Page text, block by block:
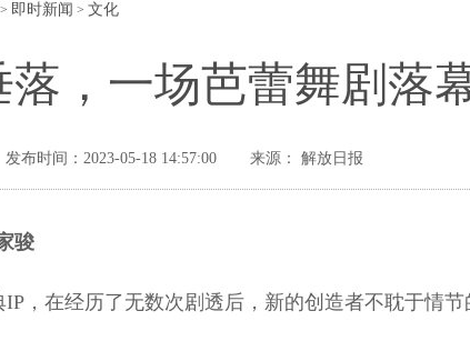
> 即时新闻 > 文化
落，一场芭蕾舞剧落
发布时间：2023-05-18 14:57:00 来源： 解放日报
骏
在经历了无数次剧透后，新的创造者不耽于情节